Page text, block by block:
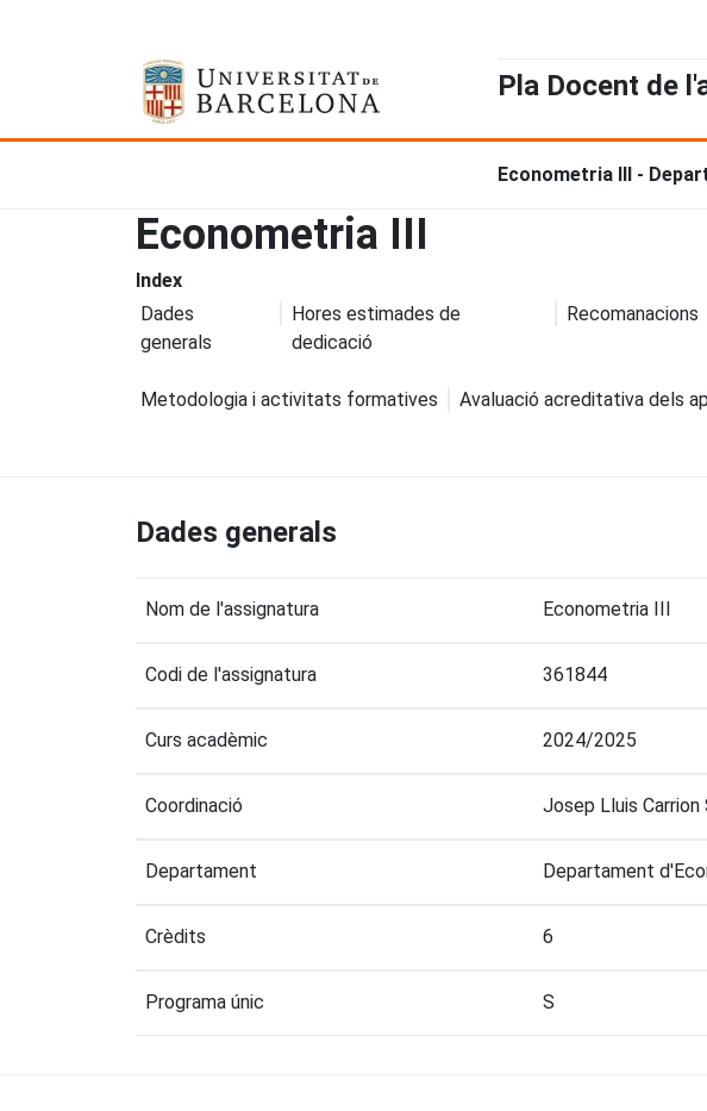
Pla Docent de
Econometria III -
Econometria III
Index
Dades
generals
Hores estimades de
dedicació
Recomanacions
Metodologia i activitats formatives Avaluació acreditativa dels
Dades generals
Nom de l'assignatura Econometria III
Codi de l'assignatura 361844
Curs acadèmic 2024/2025
Coordinació Josep Lluis
Departament Departament
Crèdits 6
Programa únic S